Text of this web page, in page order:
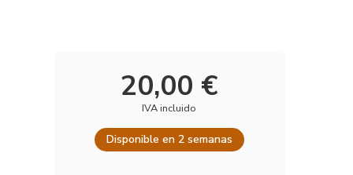
20,00 €
IVA incluido
Disponible en 2 semanas